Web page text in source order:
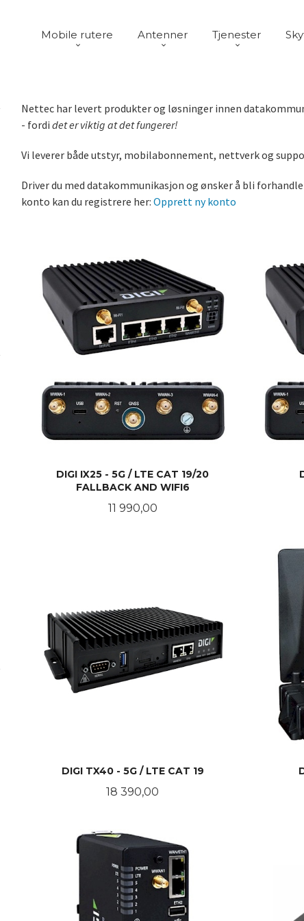
Mobile rutere Antenner Tjenester
Nettec har levert produkter og løsninger innen
- fordi det er viktig at det fungerer!
Vi leverer både utstyr, mobilabonnement, nettverk og
Driver du med datakommunikasjon og ønsker å bli
konto kan du registrere her: Opprett ny konto
DIGI IX25 - 5G / LTE CAT 19/20
FALLBACK AND WIFI6
Pris
11 990,00
DIGI TX40 - 5G / LTE CAT 19
Pris
18 390,00